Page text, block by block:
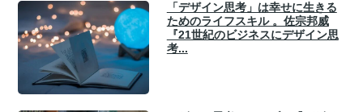
「デザイン思考」は幸せに生きる
ためのライフスキル 。佐宗邦威
『21世紀のビジネスにデザイン思
考...